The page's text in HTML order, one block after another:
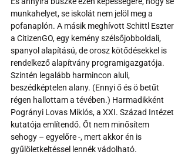
munkahelyet, se iskolát nem jelöl meg a
pofanaplón. A másik meghívott Schittl Eszter
a CitizenGO, egy kemény szélsőjobboldali,
spanyol alapítású, de orosz kötődésekkel is
rendelkező alapítvány programigazgatója.
Szintén legalább harmincon aluli,
beszédképtelen alany. (Ennyi ő és ö betűt
régen hallottam a tévében.) Harmadikként
Pogrányi Lovas Miklós, a XXI. Század Intézet
kutatója említendő. Őt nem minősítem
sehogy – egyelőre -, mert akkor én is
gyűlöletkeltéssel lennék vádolható.